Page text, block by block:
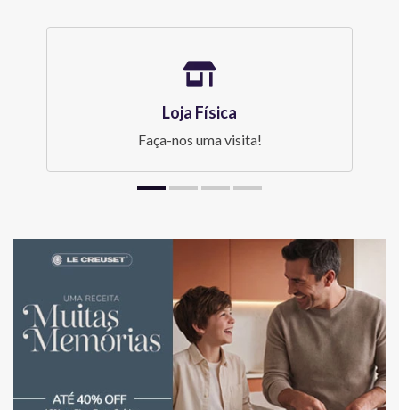
Loja Física
Faça-nos uma visita!